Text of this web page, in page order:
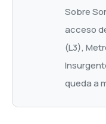
Sobre
acceso
(L3),
queda a